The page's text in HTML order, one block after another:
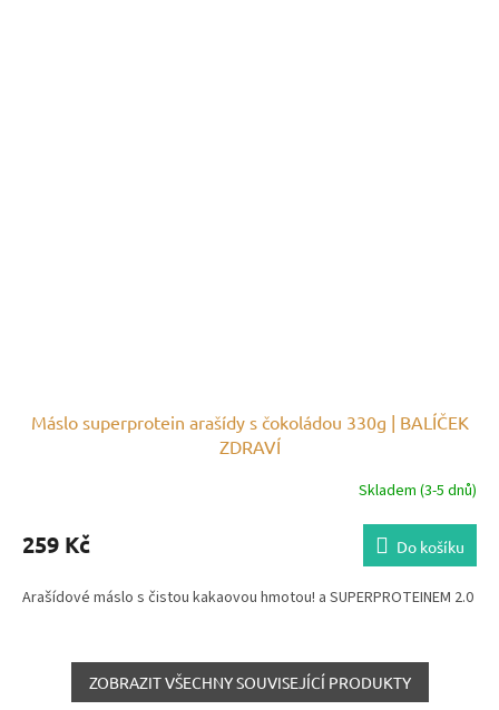
Máslo superprotein arašídy s čokoládou 330g | BALÍČEK
ZDRAVÍ
Skladem (3-5 dnů)
259 Kč Do košíku
Arašídové máslo s čistou kakaovou hmotou! a SUPERPROTEINEM 2.0
ZOBRAZIT VŠECHNY SOUVISEJÍCÍ PRODUKTY